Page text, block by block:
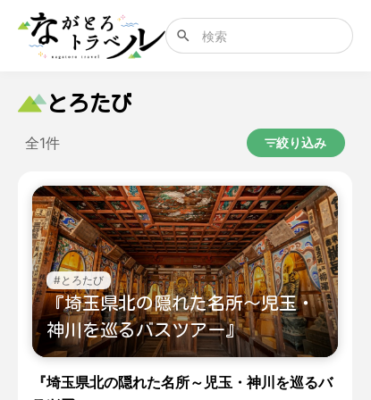
search
とろたび
全1件 filter_list絞り込み
#とろたび
『埼玉県北の隠れた名所～児玉・
神川を巡るバスツアー』
『埼玉県北の隠れた名所～児玉・神川を巡るバ